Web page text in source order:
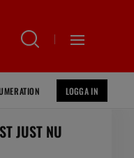
LOGGA IN
JUST NU